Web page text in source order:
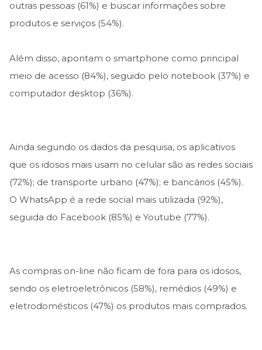
outras pessoas (61%) e buscar informações sobre
produtos e serviços (54%).
Além disso, apontam o smartphone como principal
meio de acesso (84%), seguido pelo notebook (37%) e
computador desktop (36%).
Ainda segundo os dados da pesquisa, os aplicativos
que os idosos mais usam no celular são as redes sociais
(72%); de transporte urbano (47%); e bancários (45%).
O WhatsApp é a rede social mais utilizada (92%),
seguida do Facebook (85%) e Youtube (77%).
As compras on-line não ficam de fora para os idosos,
sendo os eletroeletrônicos (58%), remédios (49%) e
eletrodomésticos (47%) os produtos mais comprados.